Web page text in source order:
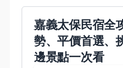
嘉義太保民宿全
勢、平價首選、
邊景點一次看